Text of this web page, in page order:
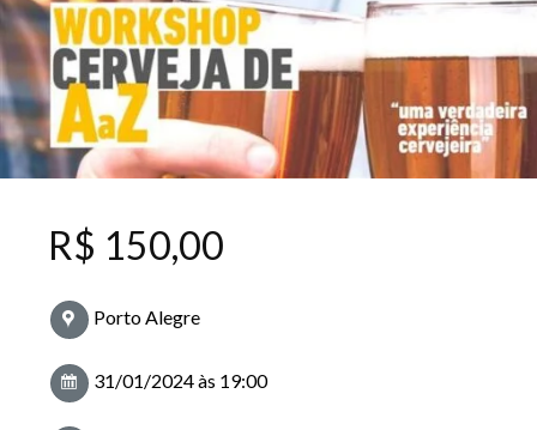
R$ 150,00
Porto Alegre
31/01/2024 às 19:00